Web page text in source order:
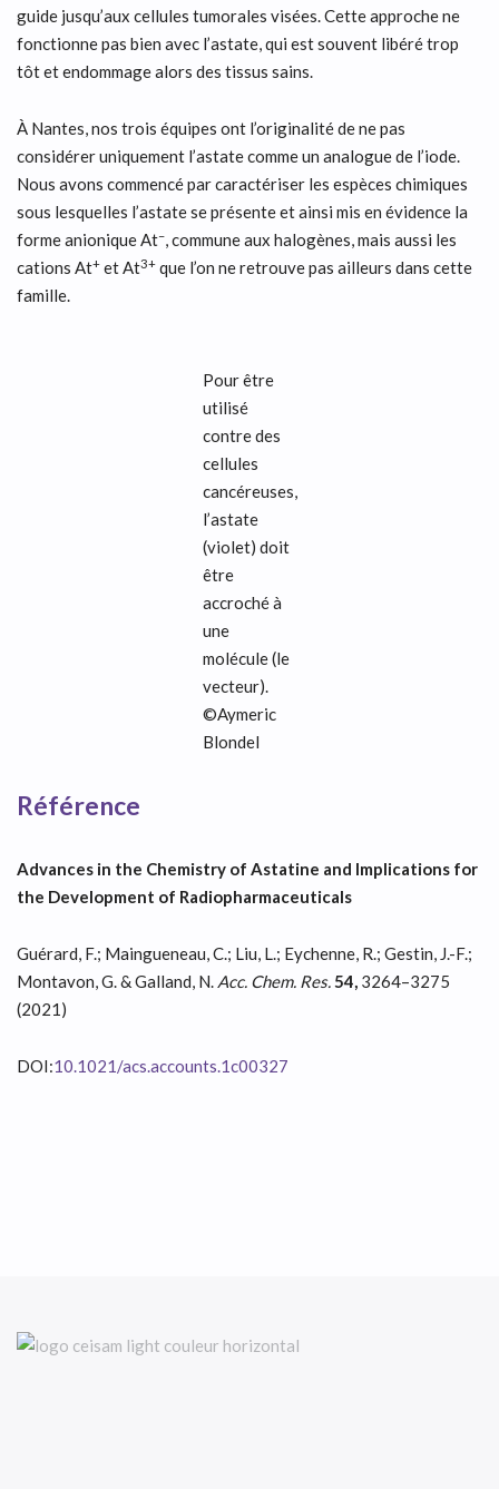
guide jusqu’aux cellules tumorales visées. Cette approche ne
fonctionne pas bien avec l’astate, qui est souvent libéré trop
tôt et endommage alors des tissus sains.
À Nantes, nos trois équipes ont l’originalité de ne pas
considérer uniquement l’astate comme un analogue de l’iode.
Nous avons commencé par caractériser les espèces chimiques
sous lesquelles l’astate se présente et ainsi mis en évidence la
forme anionique At–, commune aux halogènes, mais aussi les
cations At+ et At3+ que l’on ne retrouve pas ailleurs dans cette
famille.
Pour être
utilisé
contre des
cellules
cancéreuses,
l’astate
(violet) doit
être
accroché à
une
molécule (le
vecteur).
©Aymeric
Blondel
Référence
Advances in the Chemistry of Astatine and Implications for
the Development of Radiopharmaceuticals
Guérard, F.; Maingueneau, C.; Liu, L.; Eychenne, R.; Gestin, J.-F.;
Montavon, G. & Galland, N. Acc. Chem. Res.54, 3264–3275
(2021)
DOI:10.1021/acs.accounts.1c00327